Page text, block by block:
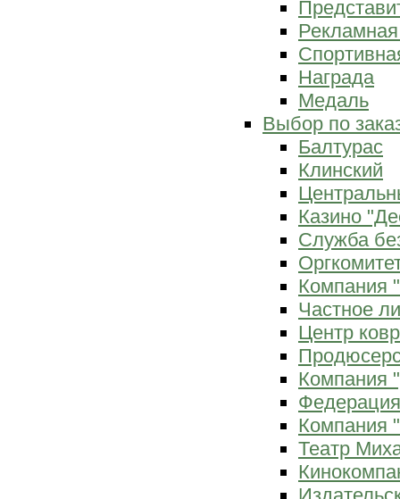
Награда
Медаль
Выбор по
Балтурас
Клинский
Казино
Служба
Компания
Частное
Центр
Компания
Компания
Театр